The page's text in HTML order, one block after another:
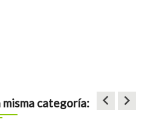
categoría: keyboard_arrow_left keyboard_arrow_right